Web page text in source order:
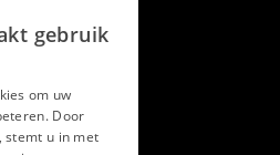
gebruik
om uw
Door
stemt u in met